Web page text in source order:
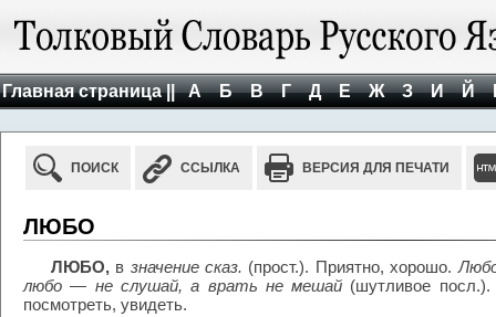
Главная страница || А Б В Г Д Е Ж З И Й
ПОИСК ССЫЛКА ВЕРСИЯ ДЛЯ ПЕЧАТИ
ЛЮБО
ЛЮБО, в значение сказ. (прост.). Приятно, хорошо.
любо — не слушай, а врать не мешай (шутливое
посмотреть, увидеть.